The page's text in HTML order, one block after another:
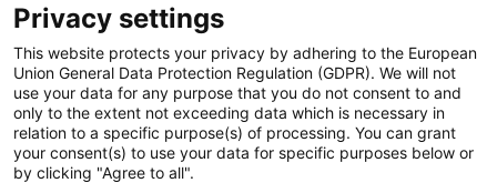
KVK nummer: 70361746
BTW nummer: NL858290996B01
Bel:+31 851 309 689
Bedrijf
Diensten
Privacy settings
This website protects your privacy by adhering to the European
Union General Data Protection Regulation (GDPR). We will not
use your data for any purpose that you do not consent to and
only to the extent not exceeding data which is necessary in
relation to a specific purpose(s) of processing. You can grant
your consent(s) to use your data for specific purposes below or
by clicking "Agree to all".